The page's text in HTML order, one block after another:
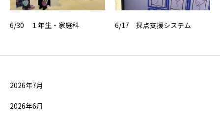
6/30 １年生・家庭科 6/17 採点支援システム
2026年7月
2026年6月